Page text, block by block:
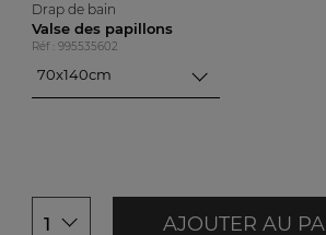
Drap de bain
Valse des papillons
Réf : 995535602
70x140cm
1 AJOUTER AU